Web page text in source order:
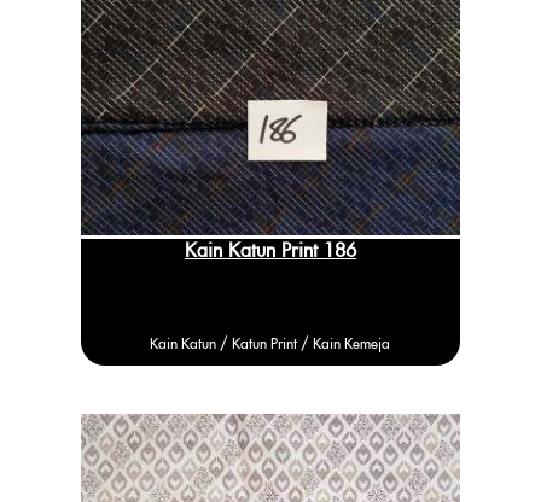
Kain Katun Print 186
Kain Katun / Katun Print / Kain Kemeja